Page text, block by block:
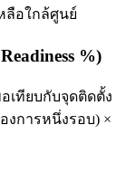
ลือใกล้ศูนย์
%)
เทียบกับจุดติดตั้ง
งการหนึ่งรอบ) ×